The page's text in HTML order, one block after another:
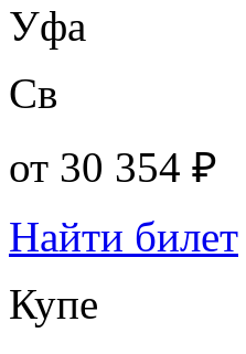
Уфа
Св
от 30 354 ₽
Найти билет
Купе